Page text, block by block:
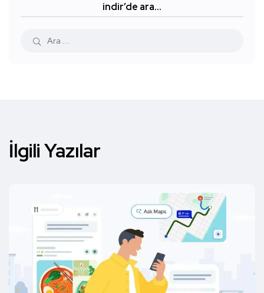
indir’de ara…
İlgili Yazılar